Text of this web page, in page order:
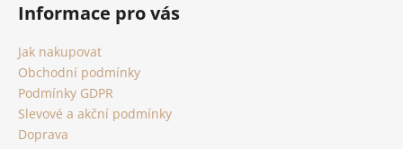
Informace pro vás
Jak nakupovat
Obchodní podmínky
Podmínky GDPR
Slevové a akční podmínky
Doprava